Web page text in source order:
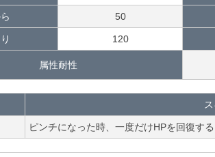
50
120
属性耐性
ピンチになった時、一度だけHPを回復す